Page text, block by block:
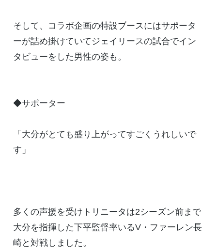
そして、コラボ企画の特設ブースにはサポータ
ーが詰め掛けていてジェイリースの試合でイン
タビューをした男性の姿も。
◆サポーター
「大分がとても盛り上がってすごくうれしいで
す」
多くの声援を受けトリニータは2シーズン前まで
大分を指揮した下平監督率いるV・ファーレン長
崎と対戦しました。